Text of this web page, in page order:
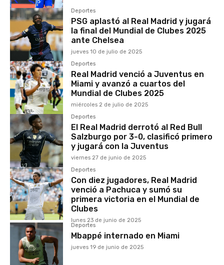
Deportes
PSG aplastó al Real Madrid y jugará
la final del Mundial de Clubes 2025
ante Chelsea
jueves 10 de julio de 2025
Deportes
Real Madrid venció a Juventus en
Miami y avanzó a cuartos del
Mundial de Clubes 2025
miércoles 2 de julio de 2025
Deportes
El Real Madrid derrotó al Red Bull
Salzburgo por 3-0, clasificó primero
y jugará con la Juventus
viernes 27 de junio de 2025
Deportes
Con diez jugadores, Real Madrid
venció a Pachuca y sumó su
primera victoria en el Mundial de
Clubes
lunes 23 de junio de 2025
Deportes
Mbappé internado en Miami
jueves 19 de junio de 2025